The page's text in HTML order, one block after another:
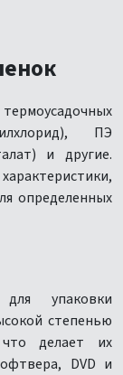
ПЭ
и другие.
определенных
упаковки
степенью
делает их
DVD и